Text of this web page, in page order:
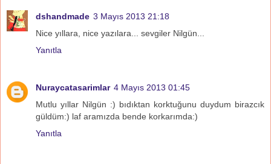
dshandmade 3 Mayıs 2013 21:18
Nice yıllara, nice yazılara... sevgiler Nilgün...
Yanıtla
Nuraycatasarimlar 4 Mayıs 2013 01:45
Mutlu yıllar Nilgün :) bıdıktan korktuğunu duydum birazcık
güldüm:) laf aramızda bende korkarımda:)
Yanıtla